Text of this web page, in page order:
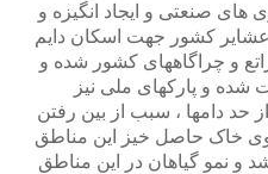
های صنعتی و ایجاد انگیزه و
عشایر کشور جهت اسکان دایم
و چراگاههای کشور شده و
و پارکهای ملی نیز
دامها ، سبب از بین رفتن
خاک حاصل خیز این مناطق
و نمو گیاهان در این مناطق